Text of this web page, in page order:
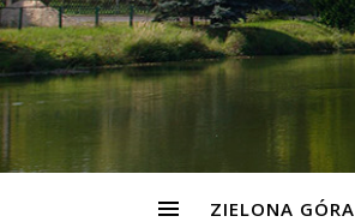
ZIELONA GÓRA